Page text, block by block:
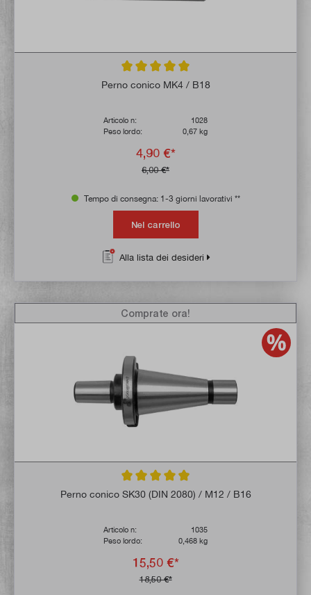
Valutazione media di 5 su 5 stelle
Perno conico MK4 / B18
Articolo n:
1028
Peso lordo:
0,67 kg
4,90 €*
6,00 €*
Tempo di consegna: 1-3 giorni lavorativi **
Nel carrello
Alla lista dei desideri
Valutazione media di 4.9 su 5 stelle
Perno conico SK30 (DIN 2080) / M12 / B16
Articolo n:
1035
Peso lordo:
0,468 kg
15,50 €*
18,50 €*
Comprate ora!